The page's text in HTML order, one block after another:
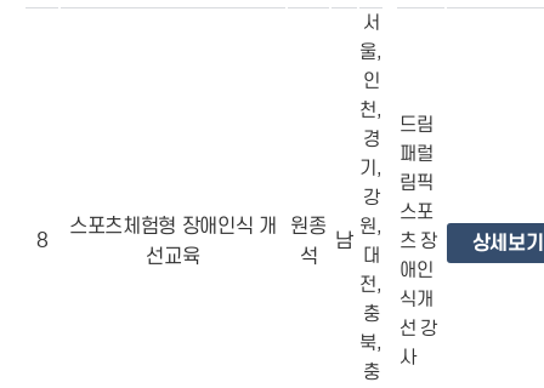
8
스포츠체험형 장애인식 개
선교육
원종
석
남
서
울,
인
천,
경
기,
강
원,
대
전,
충
북,
충
드림
패럴
림픽
스포
츠 장
애인
식개
선 강
사
상세보기